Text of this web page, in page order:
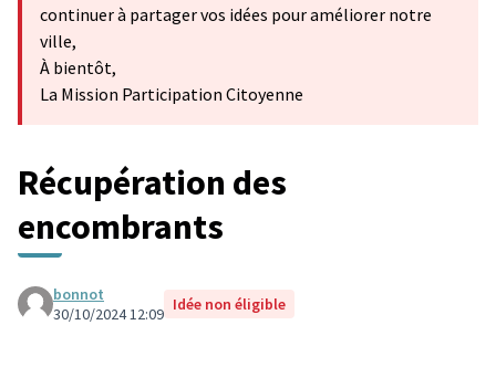
continuer à partager vos idées pour améliorer notre
ville,
À bientôt,
La Mission Participation Citoyenne
Récupération des
encombrants
bonnot
30/10/2024 12:09 Idée non éligible